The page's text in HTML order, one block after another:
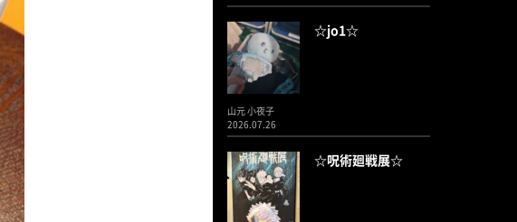
☆jo1☆
山元 小夜子
2026.07.26
☆呪術廻戦展☆